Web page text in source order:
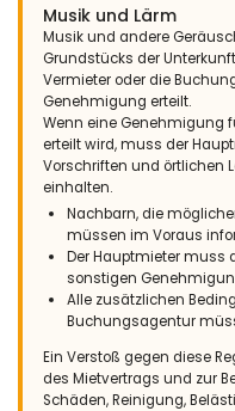
Musik und Lärm
Musik und andere
Grundstücks der
Vermieter oder die
Genehmigung erteilt.
Wenn eine Genehmigung
erteilt wird, muss der
Vorschriften und örtlichen
einhalten.
Nachbarn, die
müssen im Voraus
Der Hauptmieter muss
sonstigen
Alle zusätzlichen
Buchungsagentur
Ein Verstoß gegen diese
des Mietvertrags und zur
Schäden, Reinigung,